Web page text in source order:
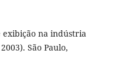
exibição na indústria
São Paulo,